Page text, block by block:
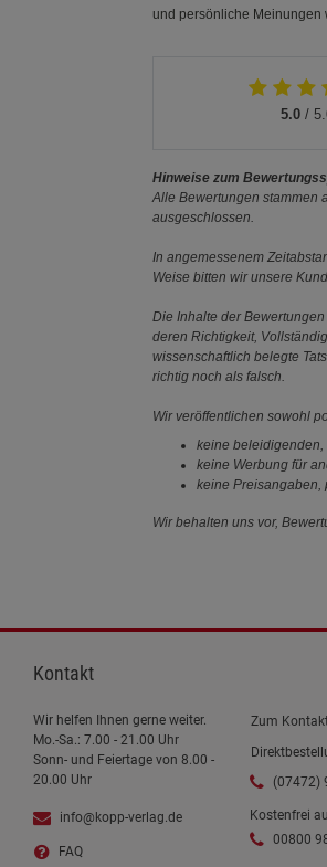
und persönliche Meinungen
5.0/
Hinweise zum
Alle Bewertungen stammen
ausgeschlossen.
In angemessenem
Weise bitten wir unsere
Die Inhalte der
deren Richtigkeit,
wissenschaftlich belegte
richtig noch als falsch.
Wir veröffentlichen sowohl
keine
keine Werbung für
keine Preisangaben,
Wir behalten uns vor,
Kontakt
Wir helfen Ihnen gerne weiter.
Mo.-Sa.: 7.00 - 21.00 Uhr
Sonn- und Feiertage von 8.00 -
20.00 Uhr
info@kopp-verlag.de
FAQ
Zum
(07472)
Kostenfrei
00800